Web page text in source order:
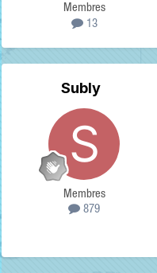
Membres
13
Subly
Membres
879